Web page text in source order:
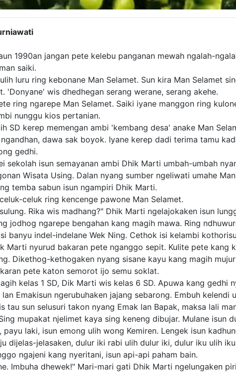
1990an jangan pete kelebu panganan mewah ngalah-
saiki.
luru ring kebonane Man Selamet. Sun kira Man Selamet
'Donyane' wis dhedhegan serang werane, serang akehe.
ring ngarepe Man Selamet. Saiki iyane manggon ring
nunggu kios pertanian.
SD kerep memengan ambi 'kembang desa' anake Man
dawa sak boyok. Iyane kerep dadi terima tamu
gedhi.
sekolah isun semayanan ambi Dhik Marti umbah-umbah
Wisata Using. Dalan nyang sumber ngeliwati umahe
temba sabun isun ngampiri Dhik Marti.
celuk ring kencenge pawone Man Selamet.
Rika wis madhang?" Dhik Marti ngelajokaken isun
jodhog ngarepe bengahan kang magih mawa. Ring
banyu indel-indelane Wek Ning. Cethok isi kelambi
Marti nyurud bakaran pete nganggo sepit. Kulite pete kang
Dikethog-kethogaken nyang sisane kayu kang magih
pete katon semorot ijo semu soklat.
kelas 1 SD, Dik Marti wis kelas 6 SD. Apuwa kang gedhi
Emakisun ngerubuhaken jajang sebarong. Embuh kelendi
tau sun selusuri takon nyang Emak lan Bapak, maksa lali
mupakat njelimet kaya sing keneng dibujar. Mulane isun
payu laki, isun emong ulih wong Kemiren. Lengek isun
dijelas-jelasaken, dulur iki rabi ulih dulur iki, dulur iku ulih
ngajeni kang nyeritani, isun api-api paham bain.
Imbuha dhewek!" Mari-mari gati Dhik Marti ngelungaken